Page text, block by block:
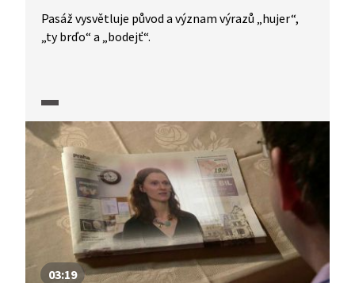
Pasáž vysvětluje původ a význam výrazů „hujer“,
„ty brďo“ a „bodejť“.
03:19